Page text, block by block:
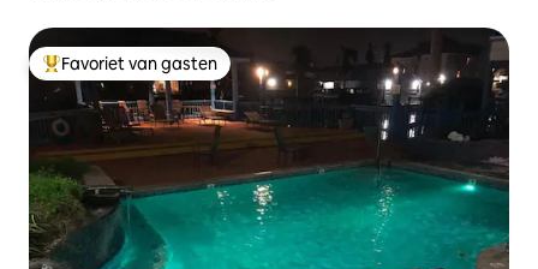
Topfavoriet van gasten
Favoriet van gasten